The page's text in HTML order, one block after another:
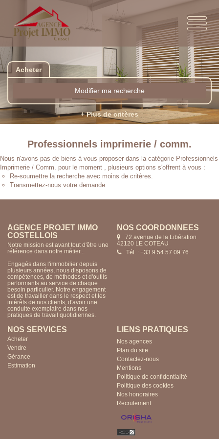
Acheter
Modifier ma recherche
+ Plus de critères
Professionnels imprimerie / comm.
Nous n'avons pas de biens à vous proposer dans la catégorie Professionnels
Imprimerie / Comm. pour le moment , plusieurs options s'offrent à vous :
Re-soumettre la recherche avec moins de critères.
Transmettez-nous votre demande
AGENCE PROJET IMMO
COSTELLOIS
Notre mission est avant tout d'être une
référence dans notre métier...
Engagés dans l'immobilier depuis
plusieurs années, nous disposons de
compétences, de méthodes et d'outils
performants au service de chaque
besoin particulier. Notre engagement
est de travailler dans le respect et les
intérêts de nos clients, d'avoir une
conduite exemplaire dans nos
pratiques de travail quotidiennes.
NOS COORDONNÉES
72 avenue de la Libération
42120 LE COTEAU
Tél. : +33 9 54 57 09 76
NOS SERVICES
Acheter
Vendre
Gérance
Estimation
LIENS PRATIQUES
Nos agences
Plan du site
Contactez-nous
Mentions
Politique de confidentialité
Politique des cookies
Nos honoraires
Recrutement